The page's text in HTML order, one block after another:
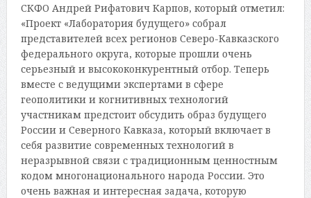
СКФО Андрей Рифатович Карпов, который отметил:
«Проект «Лаборатория будущего» собрал
представителей всех регионов Северо-Кавказского
федерального округа, которые прошли очень
серьезный и высококонкурентный отбор. Теперь
вместе с ведущими экспертами в сфере
геополитики и когнитивных технологий
участникам предстоит обсудить образ будущего
России и Северного Кавказа, который включает в
себя развитие современных технологий в
неразрывной связи с традиционным ценностным
кодом многонационального народа России. Это
очень важная и интересная задача, которую